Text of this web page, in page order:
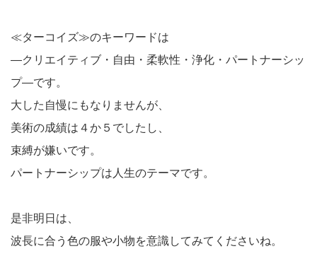
≪ターコイズ≫のキーワードは
―クリエイティブ・自由・柔軟性・浄化・パートナーシッ
プ―です。
大した自慢にもなりませんが、
美術の成績は４か５でしたし、
束縛が嫌いです。
パートナーシップは人生のテーマです。
是非明日は、
波長に合う色の服や小物を意識してみてくださいね。